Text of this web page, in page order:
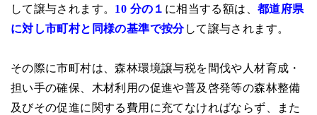
して譲与されます。 10 分の１ に相当する額は、都道府県
に対し市町村と同様の基準で按分して譲与されます。
その際に市町村は、森林環境譲与税を間伐や人材育成・
担い手の確保、木材利用の促進や普及啓発等の森林整備
及びその促進に関する費用に充てなければならず、また